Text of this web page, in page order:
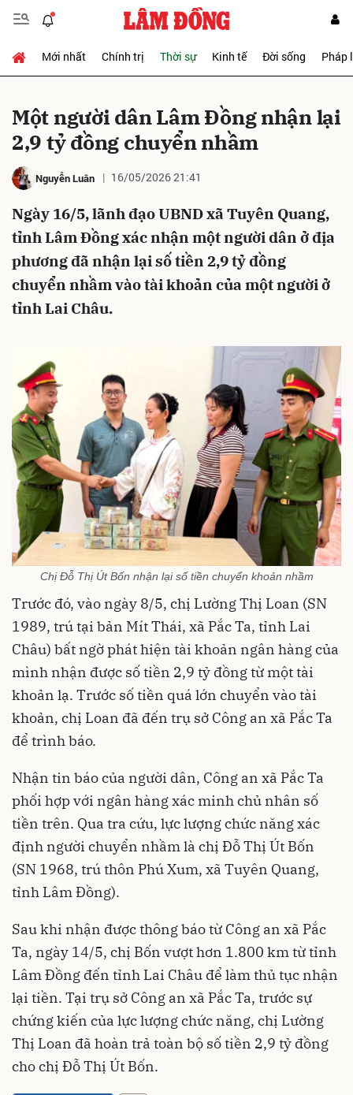
Mới nhất Chính trị Thời sự Kinh tế Đời sống Pháp
Một người dân Lâm Đồng nhận lại
2,9 tỷ đồng chuyển nhầm
Nguyễn Luân 16/05/2026 21:41
Ngày 16/5, lãnh đạo UBND xã Tuyên Quang,
tỉnh Lâm Đồng xác nhận một người dân ở địa
phương đã nhận lại số tiền 2,9 tỷ đồng
chuyển nhầm vào tài khoản của một người ở
tỉnh Lai Châu.
Chị Đỗ Thị Út Bốn nhận lại số tiền chuyển khoản nhầm
Trước đó, vào ngày 8/5, chị Lường Thị Loan (SN
1989, trú tại bản Mít Thái, xã Pắc Ta, tỉnh Lai
Châu) bất ngờ phát hiện tài khoản ngân hàng của
mình nhận được số tiền 2,9 tỷ đồng từ một tài
khoản lạ. Trước số tiền quá lớn chuyển vào tài
khoản, chị Loan đã đến trụ sở Công an xã Pắc Ta
để trình báo.
Nhận tin báo của người dân, Công an xã Pắc Ta
phối hợp với ngân hàng xác minh chủ nhân số
tiền trên. Qua tra cứu, lực lượng chức năng xác
định người chuyển nhầm là chị Đỗ Thị Út Bốn
(SN 1968, trú thôn Phú Xum, xã Tuyên Quang,
tỉnh Lâm Đồng).
Sau khi nhận được thông báo từ Công an xã Pắc
Ta, ngày 14/5, chị Bốn vượt hơn 1.800 km từ tỉnh
Lâm Đồng đến tỉnh Lai Châu để làm thủ tục nhận
lại tiền. Tại trụ sở Công an xã Pắc Ta, trước sự
chứng kiến của lực lượng chức năng, chị Lường
Thị Loan đã hoàn trả toàn bộ số tiền 2,9 tỷ đồng
cho chị Đỗ Thị Út Bốn.
Gửi bình luận
Hủy Gửi